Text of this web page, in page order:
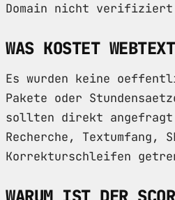
Domain nicht verifiziert
WAS KOSTET
Es wurden keine
Pakete oder
sollten direkt angefragt
Recherche, Textumfang,
Korrekturschleifen